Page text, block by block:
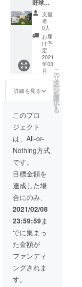
着用で
きま
す。
（カ
ラーは
ホワイ
トの
み。画
像はラ
イトブ
ルー。T
シャツ
さな梱
スト投
函とさ
せてい
ただき
す。）
②「み
んなで
やろ
う！」
球練習
会参加
ト2回
分：参
500円の
号、ご
希望の
お名前
をプリ
ントし
たTシャ
ツを1枚
ご提
供。野
球のみ
なら
ず、
バレー
などの
練習時
着用で
（カ
ラーは
ライト
ブルー
とホワ
らお選
びいた
だけま
す。画
像はラ
イトブ
ルー。
野球を
やろ
う！」
特製
ネーム
入りス
ポーツ
ドライT
シャツ
（ポリ
エステ
ル
100％）
者様が
所属さ
れてい
るチー
ム名、
背番
お名前
をプリ
ントし
たTシャ
ツを1枚
ご提供
いたし
ます。
野球の
みなら
ず、
サッ
カーや
支援
者：
0人
お届
け予
定：
2021
年03
月
詳細を見る
こ
の
リ
タ
ー
ン
を
選
択
す
る
このプロ
ジェクト
は、All-or-
Nothing方式
です。
目標金額を
達成した場
合にのみ、
2021/02/08
23:59:59ま
でに集まっ
た金額が
ファンディ
ングされま
す。